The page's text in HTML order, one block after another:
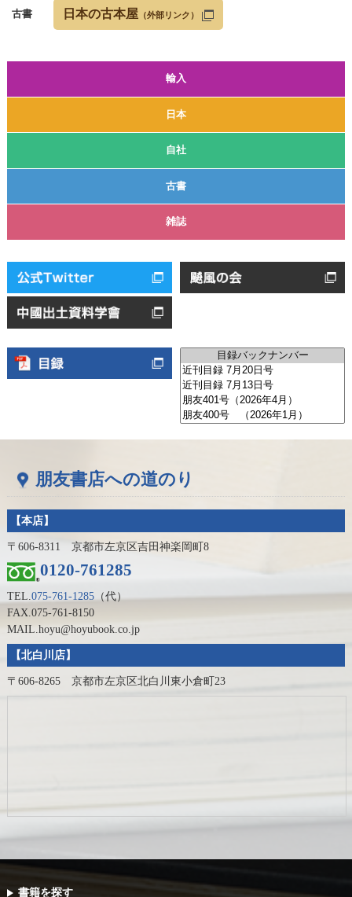
輸入
日本
自社
古書
雑誌
古書 日本の古本屋 （外部リンク）
朋友書店への道のり
【本店】
〒606-8311 京都市左京区吉田神楽岡町8
0120-761285
TEL.075-761-1285（代）
FAX.075-761-8150
MAIL.hoyu@hoyubook.co.jp
【北白川店】
〒606-8265 京都市左京区北白川東小倉町23
書籍を探す